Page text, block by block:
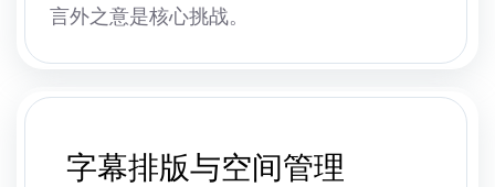
言外之意是核心挑战。
字幕排版与空间管理